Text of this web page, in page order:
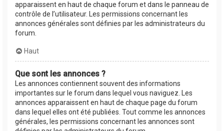
apparaissent en haut de chaque forum et dans le panneau de
contrôle de l’utilisateur. Les permissions concernant les
annonces générales sont définies par les administrateurs du
forum.
Haut
Que sont les annonces ?
Les annonces contiennent souvent des informations
importantes sur le forum dans lequel vous naviguez. Les
annonces apparaissent en haut de chaque page du forum
dans lequel elles ont été publiées. Tout comme les annonces
générales, les permissions concernant les annonces sont